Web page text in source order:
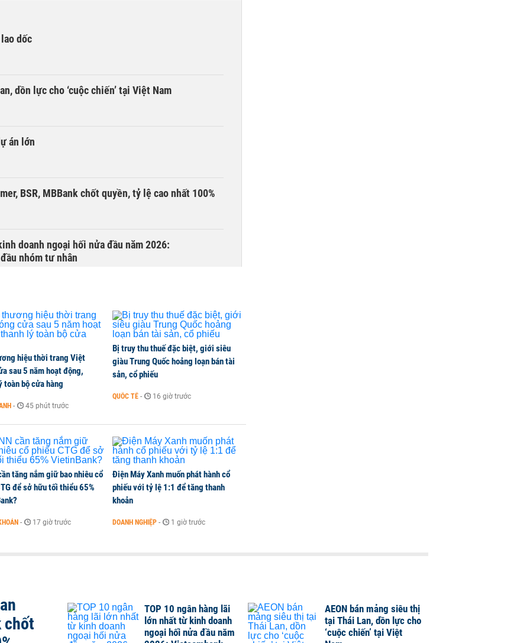
dốc
dồn lực cho ‘cuộc chiến’ tại Việt Nam
án lớn
BSR, MBBank chốt quyền, tỷ lệ cao nhất 100%
doanh ngoại hối nửa đầu năm 2026:
nhóm tư nhân
hộ kinh doanh?
thủy sản Việt
đồng, khối ngoại đảo chiều gom hơn 2.000 tỷ
hiệu thời trang Việt
sau 5 năm hoạt động,
toàn bộ cửa hàng
- 45 phút trước
Bị truy thu thuế đặc biệt, giới siêu
giàu Trung Quốc hoảng loạn bán tài
sản, cổ phiếu
QUỐC TẾ - 16 giờ trước
tăng nắm giữ bao nhiêu cổ
để sở hữu tối thiểu 65%
- 17 giờ trước
Điện Máy Xanh muốn phát hành cổ
phiếu với tỷ lệ 1:1 để tăng thanh
khoản
DOANH NGHIỆP - 1 giờ trước
chốt
TOP 10 ngân hàng lãi
lớn nhất từ kinh doanh
ngoại hối nửa đầu năm
AEON bán mảng siêu thị
tại Thái Lan, dồn lực cho
‘cuộc chiến’ tại Việt